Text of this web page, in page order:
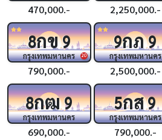
470,000.- 2,250,000.-
20
8กข9
กรุงเทพมหานคร
790,000.-
9กภ9
กรุงเทพมหานคร
2,500,000.-
8กฒ9
กรุงเทพมหานคร
690,000.-
5กส9
กรุงเทพมหานคร
790,000.-